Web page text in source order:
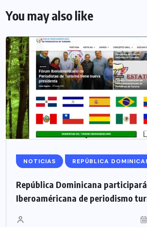
You may also like
NOTICIAS REPÚBLICA
República Dominicana
Iberoaméricana de periodismo